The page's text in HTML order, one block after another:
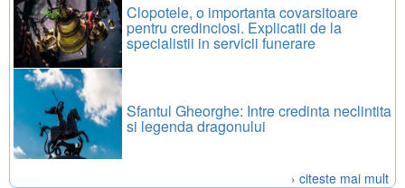
Clopotele, o importanta covarsitoare
pentru credinciosi. Explicatii de la
specialistii in servicii funerare
Sfantul Gheorghe: Intre credinta neclintita
si legenda dragonului
› citeste mai mult